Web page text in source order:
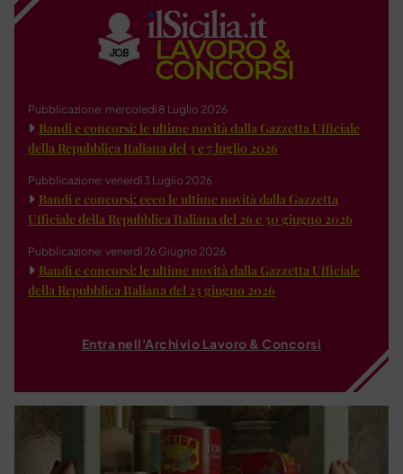
Pubblicazione: mercoledì 8 Luglio 2026
Bandi e concorsi: le ultime novità dalla Gazzetta Ufficiale
della Repubblica Italiana del 3 e 7 luglio 2026
Pubblicazione: venerdì 3 Luglio 2026
Bandi e concorsi: ecco le ultime novità dalla Gazzetta
Ufficiale della Repubblica Italiana del 26 e 30 giugno 2026
Pubblicazione: venerdì 26 Giugno 2026
Bandi e concorsi: le ultime novità dalla Gazzetta Ufficiale
della Repubblica Italiana del 23 giugno 2026
Entra nell'Archivio Lavoro & Concorsi